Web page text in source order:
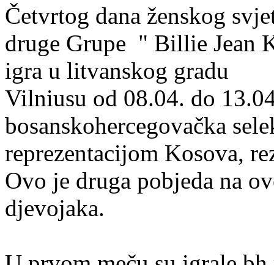
Četvrtog dana ženskog
druge Grupe " Billie Jean
igra u litvanskog gradu
Vilniusu od 08.04. do
bosanskohercegovačka
reprezentacijom Kosova,
Ovo je druga pobjeda na
djevojaka.